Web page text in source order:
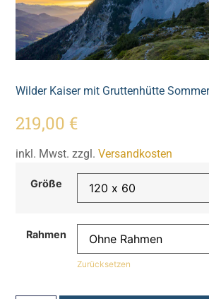
Wilder Kaiser mit Gruttenhütte
219,00€
inkl. Mwst. zzgl.Versandkosten
Größe
Rahmen
Zurücksetzen